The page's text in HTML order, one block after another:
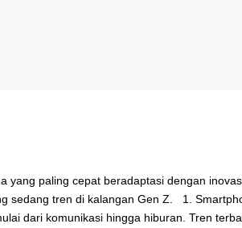
yang paling cepat beradaptasi dengan
sedang tren di kalangan Gen Z. 1.
dari komunikasi hingga hiburan. Tren